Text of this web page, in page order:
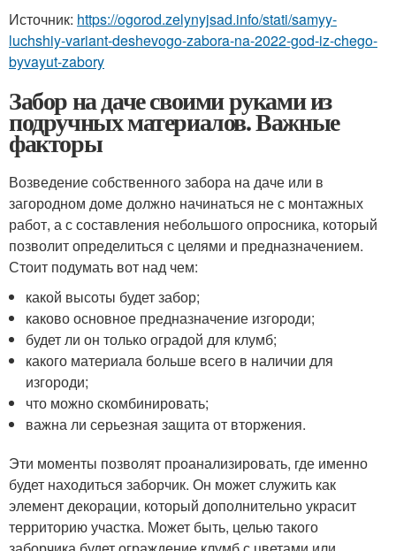
Источник: https://ogorod.zelynyjsad.info/stati/samyy-
luchshiy-variant-deshevogo-zabora-na-2022-god-iz-chego-
byvayut-zabory
Забор на даче своими руками из
подручных материалов. Важные
факторы
Возведение собственного забора на даче или в
загородном доме должно начинаться не с монтажных
работ, а с составления небольшого опросника, который
позволит определиться с целями и предназначением.
Стоит подумать вот над чем:
какой высоты будет забор;
каково основное предназначение изгороди;
будет ли он только оградой для клумб;
какого материала больше всего в наличии для
изгороди;
что можно скомбинировать;
важна ли серьезная защита от вторжения.
Эти моменты позволят проанализировать, где именно
будет находиться заборчик. Он может служить как
элемент декорации, который дополнительно украсит
территорию участка. Может быть, целью такого